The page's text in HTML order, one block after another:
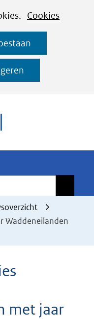
Cookies
Waddeneilanden
met jaar